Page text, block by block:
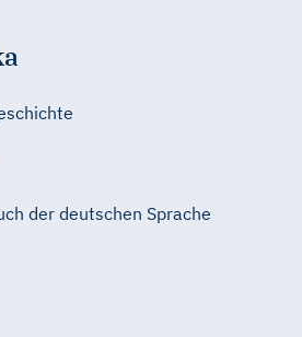
der deutschen Sprache